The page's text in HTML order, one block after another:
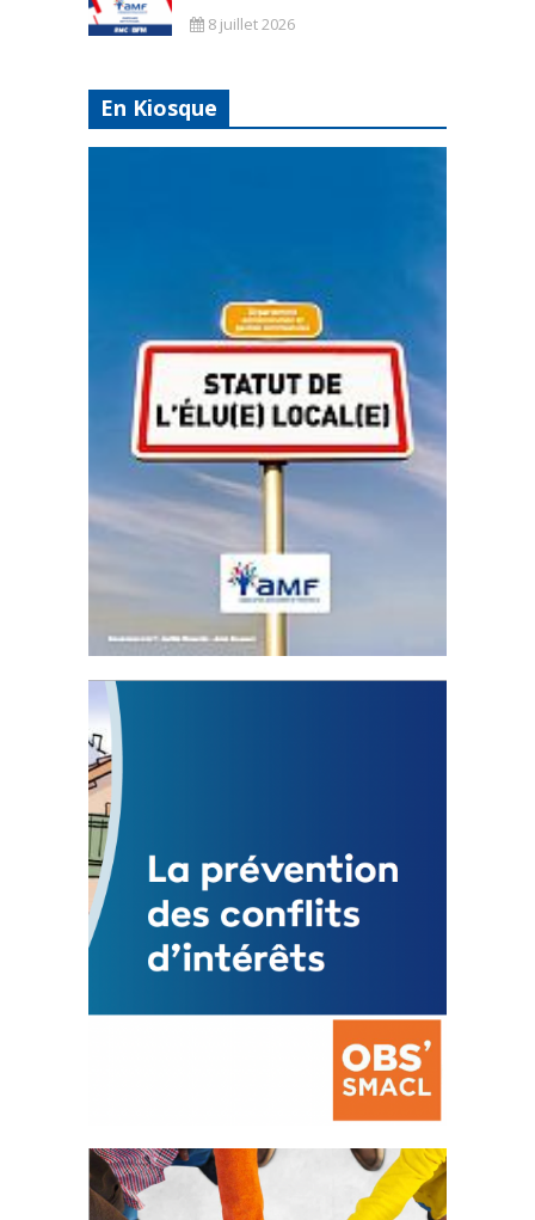
8 juillet 2026
En Kiosque
Statut de l’élu local
3 avril 2024
Mise à jour avril 2024
FEUILLETER
La prévention des conflits
d’intérêts
18 septembre 2023